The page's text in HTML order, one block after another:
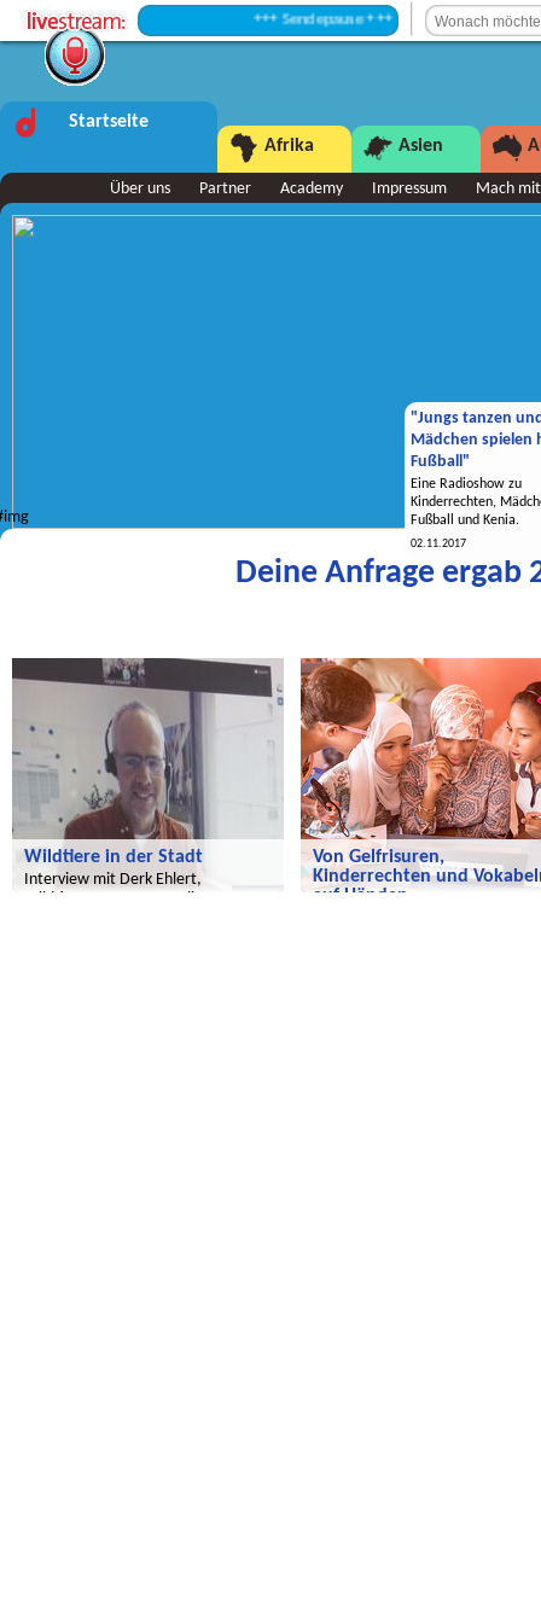
+++ Sendepause +++
Startseite
Afrika
Asien
Über uns Partner Academy Impressum Mach mit
"Jungs tanzen
Mädchen spielen
Fußball"
Eine Radioshow zu
Kinderrechten,
Fußball und Kenia.
02.11.2017
Deine Anfrage ergab
Wildtiere in der Stadt
Interview mit Derk Ehlert,
Von Gelfrisuren,
Kinderrechten und
auf Händen...